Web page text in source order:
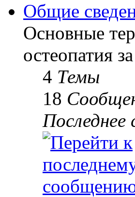
Общие
Основные
остеопатия
4 Темы
18
Последнее